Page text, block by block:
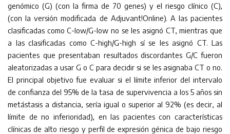
genómico (G) (con la firma de 70 genes) y el riesgo clínico (C),
(con la versión modificada de Adjuvant!Online). A las pacientes
clasificadas como C-low/G-low no se les asignó CT, mientras que
a las clasificadas como C-high/G-high sí se les asignó CT. Las
pacientes que presentaban resultados discordantes G/C fueron
aleatorizadas a usar G o C para decidir si se les asignaba CT o no.
El principal objetivo fue evaluar si el límite inferior del intervalo
de confianza del 95% de la tasa de supervivencia a los 5 años sin
metástasis a distancia, sería igual o superior al 92% (es decir, al
límite de no inferioridad), en las pacientes con características
clínicas de alto riesgo y perfil de expresión génica de bajo riesgo